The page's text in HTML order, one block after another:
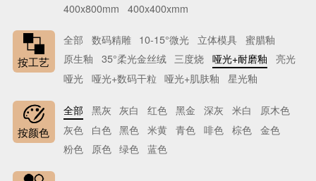
400x800mm
400x400xmm
按工艺
全部 数码精雕 10-15°微光 立体模具
蜜腊釉
原生釉
35°柔光金丝绒 三度烧 哑光+耐磨釉
亮光
哑光
哑光+数码干粒 哑光+肌肤釉 星光釉
按颜色
全部 黑灰 灰白 红色 黑金 深灰 米白
原木色
灰色
白色 黑色 米黄 青色 啡色 棕色
金色
粉色
原色 绿色 蓝色